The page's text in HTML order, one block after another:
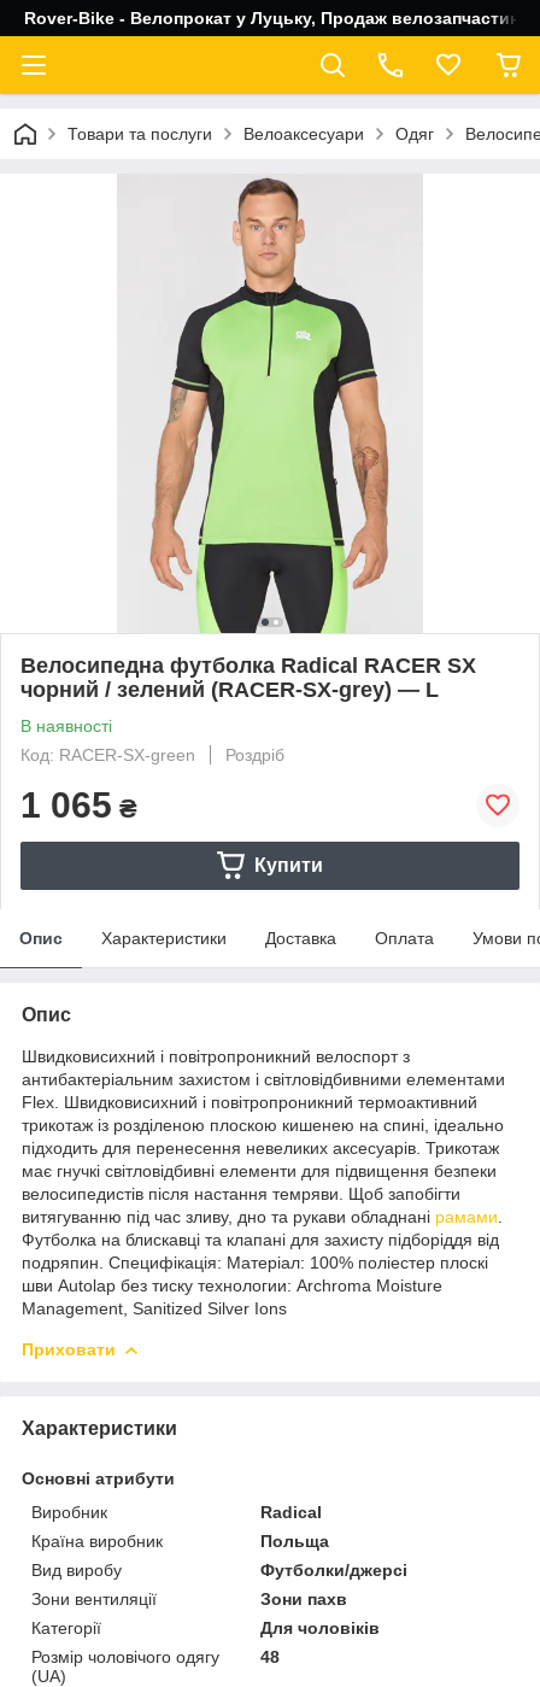
Rover-Bike - Велопрокат у Луцьку, Продаж велозапчастин,
Товари та послуги Велоаксесуари Одяг
Велосипедна футболка Radical RACER SX
чорний / зелений (RACER-SX-grey) — L
В наявності
Код: RACER-SX-green
Роздріб
1 065 ₴
Купити
Опис Характеристики Доставка Оплата Умови
Опис
Швидковисихний і повітропроникний велоспорт з
антибактеріальним захистом і світловідбивними елементами
Flex. Швидковисихний і повітропроникний термоактивний
трикотаж із розділеною плоскою кишенею на спині, ідеально
підходить для перенесення невеликих аксесуарів. Трикотаж
має гнучкі світловідбивні елементи для підвищення безпеки
велосипедистів після настання темряви. Щоб запобігти
витягуванню під час зливу, дно та рукави обладнані рамами
Футболка на блискавці та клапані для захисту підборіддя від
подряпин. Специфікація: Матеріал: 100% поліестер плоскі
шви Autolap без тиску технологии: Archroma Moisture
Management, Sanitized Silver Ions
Приховати
Характеристики
Основні атрибути
Виробник
Radical
Країна виробник
Польща
Вид виробу
Футболки/джерсі
Зони вентиляції
Зони пахв
Категорії
Для чоловіків
Розмір чоловічого одягу
(UA)
48